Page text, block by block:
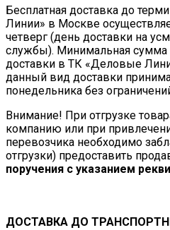
Бесплатная доставка до
Линии» в Москве
четверг (день доставки на
службы). Минимальная сумма
доставки в ТК «Деловые
данный вид доставки
понедельника без
Внимание! При отгрузке
компанию или при
перевозчика необходимо
отгрузки) предоставить
поручения с указанием
ДОСТАВКА ДО